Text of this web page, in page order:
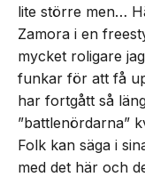
lite större men…
Zamora i en
mycket roligare
funkar för att få
har fortgått så
”battlenördarna”
Folk kan säga i
med det här och